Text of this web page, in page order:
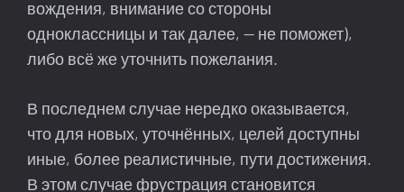
вождения, внимание со стороны
одноклассницы и так далее, — не поможет),
либо всё же уточнить пожелания.
В последнем случае нередко оказывается,
что для новых, уточнённых, целей доступны
иные, более реалистичные, пути достижения.
В этом случае фрустрация становится